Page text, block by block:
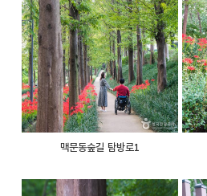
맥문동숲길 탐방로1